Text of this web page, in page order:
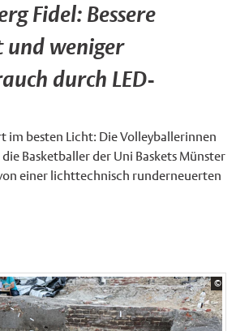
Fidel: Bessere
weniger
durch LED-
im besten Licht: Die Volleyballerinnen
Basketballer der Uni Baskets Münster
einer lichttechnisch runderneuerten
©